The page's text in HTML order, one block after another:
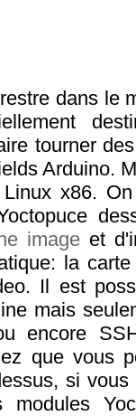
dans le
tourner
Arduino.
x86.
image et
la
Il est
mais
encore
que vous
si